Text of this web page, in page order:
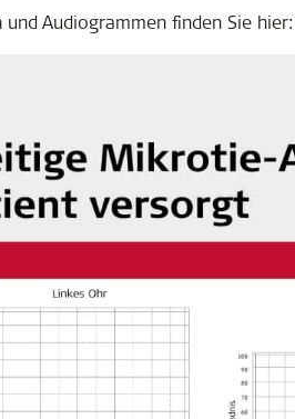
Audiogrammen finden Sie hier: